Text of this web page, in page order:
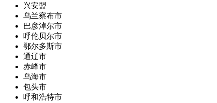
兴安盟
乌兰察布市
巴彦淖尔市
呼伦贝尔市
鄂尔多斯市
通辽市
赤峰市
乌海市
包头市
呼和浩特市